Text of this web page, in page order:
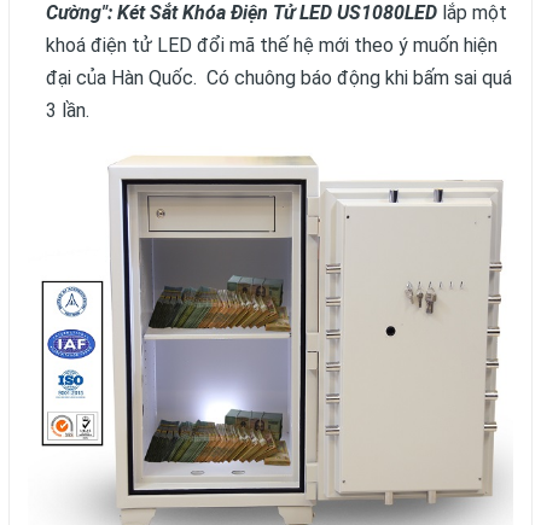
Cường": Két Sắt Khóa Điện Tử LED US1080LED lắp một
khoá điện tử LED đổi mã thế hệ mới theo ý muốn hiện
đại của Hàn Quốc. Có chuông báo động khi bấm sai quá
3 lần.